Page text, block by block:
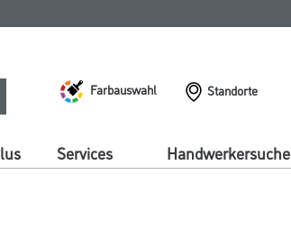
Farbauswahl
Standorte
Services Handwerkersuche